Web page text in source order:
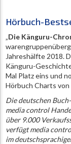
Hörbuch-
„Die Känguru-
Jahreshälfte 2018.
Känguru-
Mal Platz eins und
Hörbuch Charts
Die deutschen
media control
über 9.000
verfügt media
im